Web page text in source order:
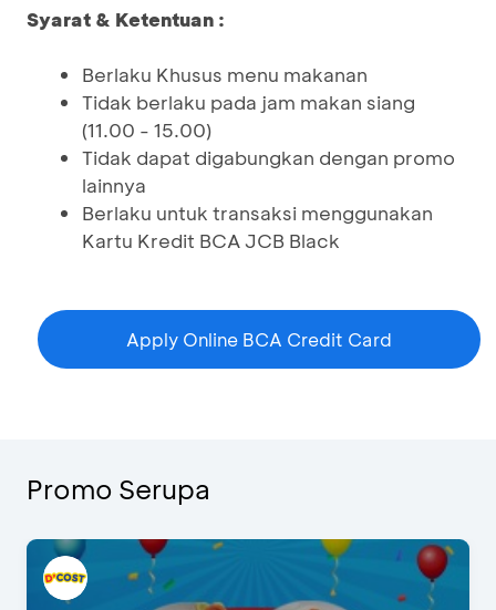
Syarat & Ketentuan :
Berlaku Khusus menu makanan
Tidak berlaku pada jam makan siang
(11.00 - 15.00)
Tidak dapat digabungkan dengan promo
lainnya
Berlaku untuk transaksi menggunakan
Kartu Kredit BCA JCB Black
Apply Online BCA Credit Card
Promo Serupa